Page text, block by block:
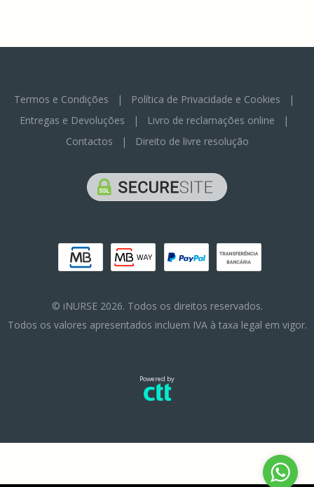
Termos e Condições | Política de Privacidade e Cookies |
Entregas e Devoluções | Livro de reclamações online |
Contactos | Direito de livre resolução
© iNURSE 2026. Todos os direitos reservados.
Todos os valores apresentados incluem IVA à taxa legal em vigor.
Powered by